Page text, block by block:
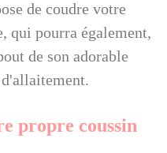
de coudre votre
qui pourra également,
de son adorable
propre coussin